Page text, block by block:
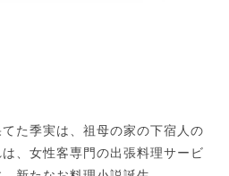
た季実は、祖母の家の下宿人の
、女性客専門の出張料理サービ